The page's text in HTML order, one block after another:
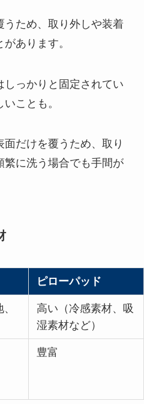
うため、取り外しや装着
あります。
っかりと固定されてい
ことも。
だけを覆うため、取り
繁に洗う場合でも手間が
ピローパッド
高い（冷感素材、吸
湿素材など）
豊富